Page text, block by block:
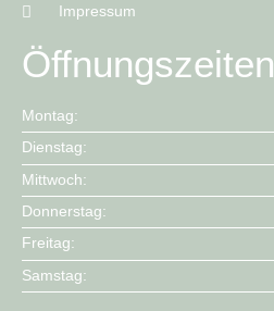
Impressum
Öffnungszeiten
Montag:
Dienstag:
Mittwoch:
Donnerstag:
Freitag:
Samstag: